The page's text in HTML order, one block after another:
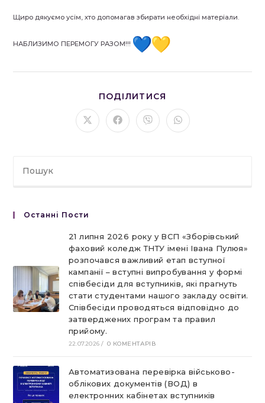
Щиро дякуємо усім, хто допомагав збирати необхідні матеріали.
НАБЛИЗИМО ПЕРЕМОГУ РАЗОМ!!!
ПОДІЛИТИСЯ
ЦИМ
ВМІСТОМ
Відкрити
в
Відкрити
в
Відкрити
в
Відкрити
в
Останні Пости
21 липня 2026 року у ВСП «Зборівський
фаховий коледж ТНТУ імені Івана Пулюя»
розпочався важливий етап вступної
кампанії – вступні випробування у формі
співбесіди для вступників, які прагнуть
стати студентами нашого закладу освіти.
Співбесіди проводяться відповідно до
затверджених програм та правил
прийому.
22.07.2026 / 0 КОМЕНТАРІВ
Автоматизована перевірка військово-
облікових документів (ВОД) в
електронних кабінетах вступників